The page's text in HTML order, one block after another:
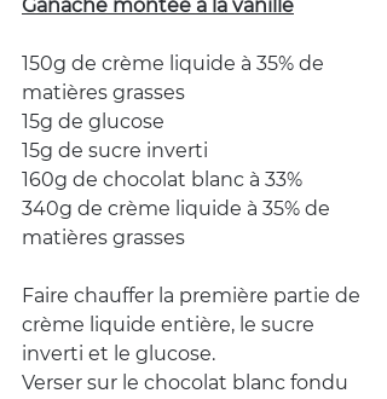
Ganache montée à la vanille
150g de crème liquide à 35% de
matières grasses
15g de glucose
15g de sucre inverti
160g de chocolat blanc à 33%
340g de crème liquide à 35% de
matières grasses
Faire chauffer la première partie de
crème liquide entière, le sucre
inverti et le glucose.
Verser sur le chocolat blanc fondu